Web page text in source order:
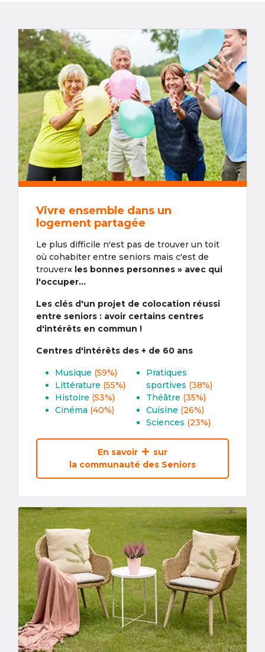
Vivre ensemble dans un
logement partagée
Le plus difficile n'est pas de trouver un toit
où cohabiter entre seniors mais c'est de
trouver« les bonnes personnes » avec qui
l'occuper...
Les clés d'un projet de colocation réussi
entre seniors : avoir certains centres
d'intérêts en commun !
Centres d'intérêts des + de 60 ans
Musique (59%)
Littérature (55%)
Histoire (53%)
Cinéma (40%)
Pratiques
sportives (38%)
Théâtre (35%)
Cuisine (26%)
Sciences (23%)
En savoir
sur
la communauté des Seniors